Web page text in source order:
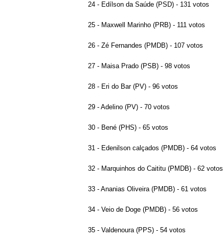
24 - Edílson da Saúde (PSD) - 131 votos
25 - Maxwell Marinho (PRB) - 111 votos
26 - Zé Fernandes (PMDB) - 107 votos
27 - Maisa Prado (PSB) - 98 votos
28 - Eri do Bar (PV) - 96 votos
29 - Adelino (PV) - 70 votos
30 - Bené (PHS) - 65 votos
31 - Edenilson calçados (PMDB) - 64 votos
32 - Marquinhos do Caititu (PMDB) - 62 votos
33 - Ananias Oliveira (PMDB) - 61 votos
34 - Veio de Doge (PMDB) - 56 votos
35 - Valdenoura (PPS) - 54 votos